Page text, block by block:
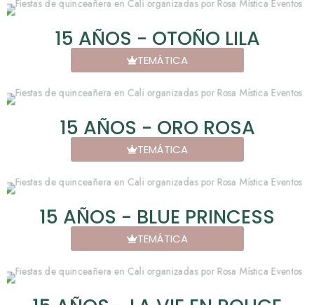
15 AÑOS - OTOÑO LILA
TEMÁTICA
15 AÑOS - ORO ROSA
TEMÁTICA
15 AÑOS - BLUE PRINCESS
TEMÁTICA